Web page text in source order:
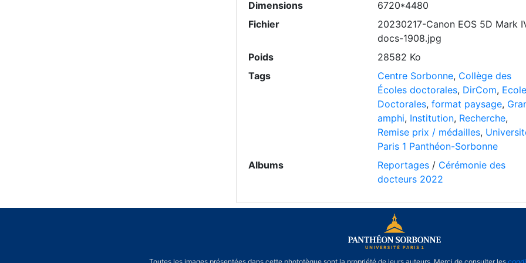
Dimensions
6720*4480
Fichier
20230217-Canon EOS 5D Mark
docs-1908.jpg
Poids
28582 Ko
Tags
Centre Sorbonne, Collège des
Écoles doctorales, DirCom,
Doctorales, format paysage,
amphi, Institution, Recherche,
Remise prix / médailles,
Paris 1 Panthéon-Sorbonne
Albums
Reportages / Cérémonie des
docteurs 2022